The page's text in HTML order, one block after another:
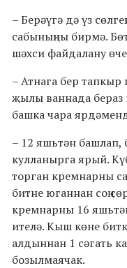
– Берәүгә дә үз
сабыныңны бирмә.
шәхси файдалану
– Атнага бер
җылы ваннада
башка чара
– 12 яшьтән башлап,
кулланырга ярый.
торган кремнарны
битне юганнан соң
кремнарны 16
ителә. Кыш көне
алдыннан 1 сәгать
бозылмаячак.